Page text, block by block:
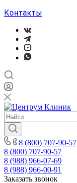
Контакты
8 (800) 707-90-57
8 (800) 707-90-57
8 (988) 966-07-69
8 (988) 966-00-91
Заказать звонок